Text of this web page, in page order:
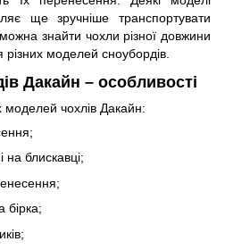
ще зручніше транспортувати
знайти чохли різної довжини
різних моделей сноубордів.
Дакайн – особливості
моделей чохлів Дакайн:
на блискавці;
бірка;